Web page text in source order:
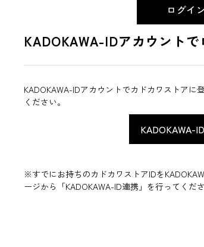
KADOKAWA-IDアカウント
KADOKAWA-IDアカウントでカドカワストアに
ください。
※すでにお持ちのカドカワストアIDを
ージから「KADOKAWA-ID連携」を行ってくださ